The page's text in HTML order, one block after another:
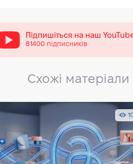
Підпишіться на наш
81400 підписників
Схожі матеріали